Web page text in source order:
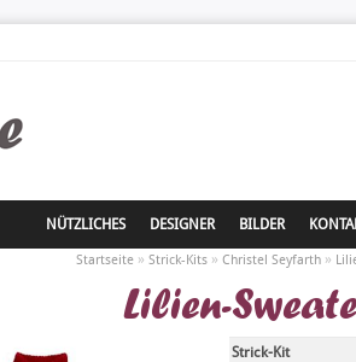
NÜTZLICHES DESIGNER BILDER
Startseite» Strick-Kits» Christel Seyfarth»
Lilien-
Strick-Kit